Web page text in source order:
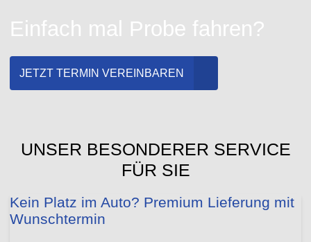
Einfach mal Probe fahren?
JETZT TERMIN VEREINBAREN
UNSER BESONDERER SERVICE
FÜR SIE
Kein Platz im Auto? Premium Lieferung mit
Wunschtermin